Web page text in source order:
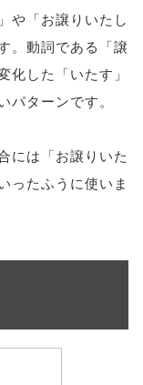
や「お譲りいたし
。動詞である「譲
化した「いたす」
パターンです。
には「お譲りいた
ったふうに使いま